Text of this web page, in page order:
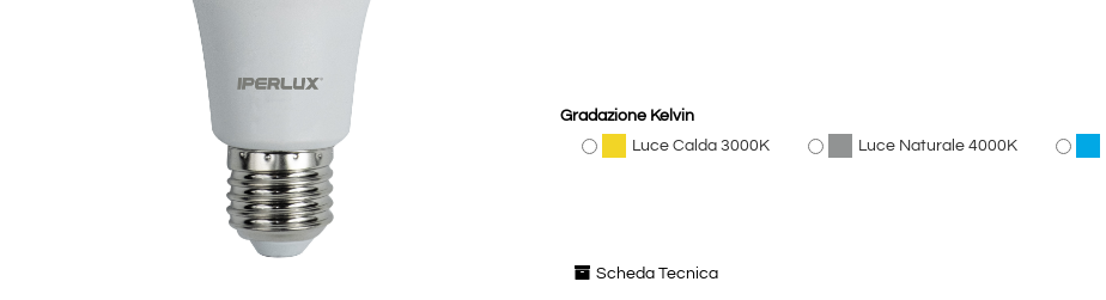
Gradazione Kelvin
Luce Calda 3000K
Luce Naturale 4000K
Scheda Tecnica